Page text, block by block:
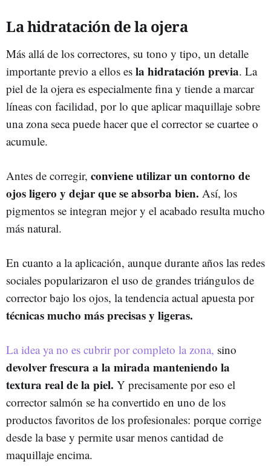
La hidratación de la ojera
Más allá de los correctores, su tono y tipo, un detalle
importante previo a ellos es la hidratación previa. La
piel de la ojera es especialmente fina y tiende a marcar
líneas con facilidad, por lo que aplicar maquillaje sobre
una zona seca puede hacer que el corrector se cuartee o
acumule.
Antes de corregir, conviene utilizar un contorno de
ojos ligero y dejar que se absorba bien. Así, los
pigmentos se integran mejor y el acabado resulta mucho
más natural.
En cuanto a la aplicación, aunque durante años las redes
sociales popularizaron el uso de grandes triángulos de
corrector bajo los ojos, la tendencia actual apuesta por
técnicas mucho más precisas y ligeras.
La idea ya no es cubrir por completo la zona, sino
devolver frescura a la mirada manteniendo la
textura real de la piel. Y precisamente por eso el
corrector salmón se ha convertido en uno de los
productos favoritos de los profesionales: porque corrige
desde la base y permite usar menos cantidad de
maquillaje encima.